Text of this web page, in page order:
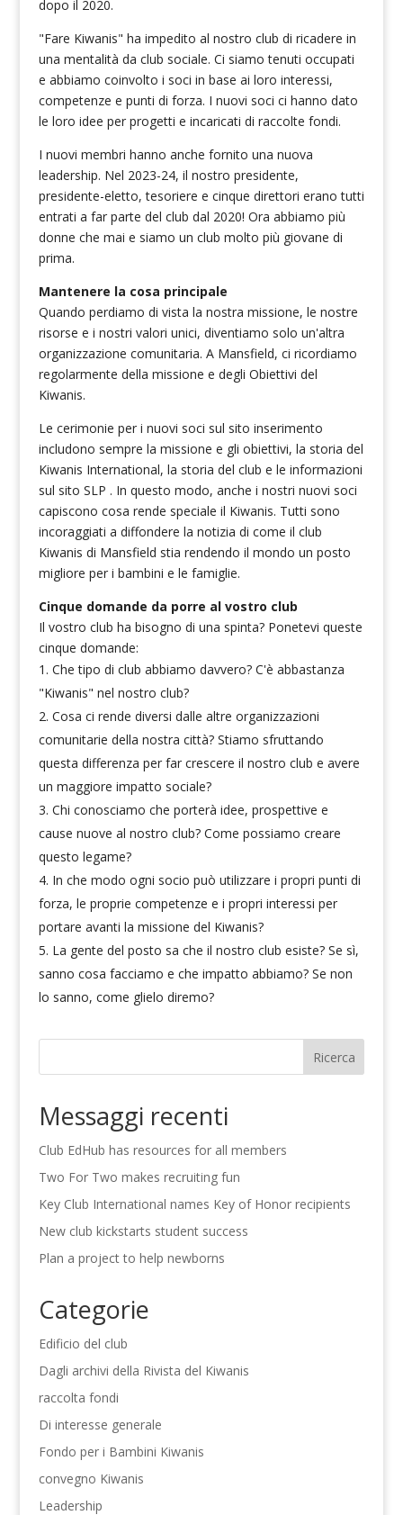
dopo il 2020.
"Fare Kiwanis" ha impedito al nostro club di ricadere in
una mentalità da club sociale. Ci siamo tenuti occupati
e abbiamo coinvolto i soci in base ai loro interessi,
competenze e punti di forza. I nuovi soci ci hanno dato
le loro idee per progetti e incaricati di raccolte fondi.
I nuovi membri hanno anche fornito una nuova
leadership. Nel 2023-24, il nostro presidente,
presidente-eletto, tesoriere e cinque direttori erano tutti
entrati a far parte del club dal 2020! Ora abbiamo più
donne che mai e siamo un club molto più giovane di
prima.
Mantenere la cosa principale
Quando perdiamo di vista la nostra missione, le nostre
risorse e i nostri valori unici, diventiamo solo un'altra
organizzazione comunitaria. A Mansfield, ci ricordiamo
regolarmente della missione e degli Obiettivi del
Kiwanis.
Le cerimonie per i nuovi soci sul sito inserimento
includono sempre la missione e gli obiettivi, la storia del
Kiwanis International, la storia del club e le informazioni
sul sito SLP . In questo modo, anche i nostri nuovi soci
capiscono cosa rende speciale il Kiwanis. Tutti sono
incoraggiati a diffondere la notizia di come il club
Kiwanis di Mansfield stia rendendo il mondo un posto
migliore per i bambini e le famiglie.
Cinque domande da porre al vostro club
Il vostro club ha bisogno di una spinta? Ponetevi queste
cinque domande:
Che tipo di club abbiamo davvero? C'è abbastanza
"Kiwanis" nel nostro club?
Cosa ci rende diversi dalle altre organizzazioni
comunitarie della nostra città? Stiamo sfruttando
questa differenza per far crescere il nostro club e avere
un maggiore impatto sociale?
Chi conosciamo che porterà idee, prospettive e
cause nuove al nostro club? Come possiamo creare
questo legame?
In che modo ogni socio può utilizzare i propri punti di
forza, le proprie competenze e i propri interessi per
portare avanti la missione del Kiwanis?
La gente del posto sa che il nostro club esiste? Se sì,
sanno cosa facciamo e che impatto abbiamo? Se non
lo sanno, come glielo diremo?
Ricerca
Messaggi recenti
Club EdHub has resources for all members
Two For Two makes recruiting fun
Key Club International names Key of Honor recipients
New club kickstarts student success
Plan a project to help newborns
Categorie
Edificio del club
Dagli archivi della Rivista del Kiwanis
raccolta fondi
Di interesse generale
Fondo per i Bambini Kiwanis
convegno Kiwanis
Leadership